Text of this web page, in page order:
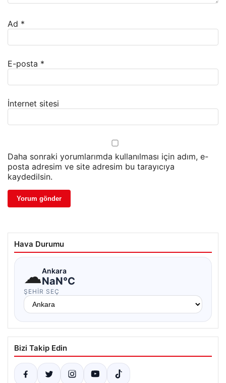
Ad *
E-posta *
İnternet sitesi
Daha sonraki yorumlarımda kullanılması için adım, e-
posta adresim ve site adresim bu tarayıcıya
kaydedilsin.
Hava Durumu
☁Ankara
NaN°C
ŞEHIR SEÇ
Bizi Takip Edin